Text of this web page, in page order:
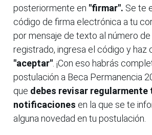
posteriormente en "firmar". Se te
código de firma electrónica a tu
por mensaje de texto al número
registrado, ingresa el código y haz
"aceptar" . ¡Con eso habrás
postulación a Beca Permanencia
que debes revisar regularmente
notificaciones en la que se te
alguna novedad en tu postulación.